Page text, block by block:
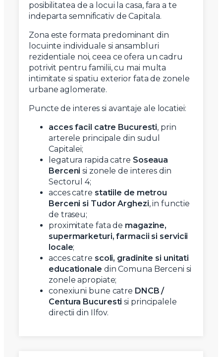
posibilitatea de a locui la casa, fara a te
indeparta semnificativ de Capitala.
Zona este formata predominant din
locuinte individuale si ansambluri
rezidentiale noi, ceea ce ofera un cadru
potrivit pentru familii, cu mai multa
intimitate si spatiu exterior fata de zonele
urbane aglomerate.
Puncte de interes si avantaje ale locatiei:
acces facil catre Bucuresti, prin
arterele principale din sudul
Capitalei;
legatura rapida catre Soseaua
Berceni si zonele de interes din
Sectorul 4;
acces catre statiile de metrou
Berceni si Tudor Arghezi, in functie
de traseu;
proximitate fata de magazine,
supermarketuri, farmacii si servicii
locale;
acces catre scoli, gradinite si unitati
educationale din Comuna Berceni si
zonele apropiate;
conexiuni bune catre DNCB /
Centura Bucuresti si principalele
directii din Ilfov.